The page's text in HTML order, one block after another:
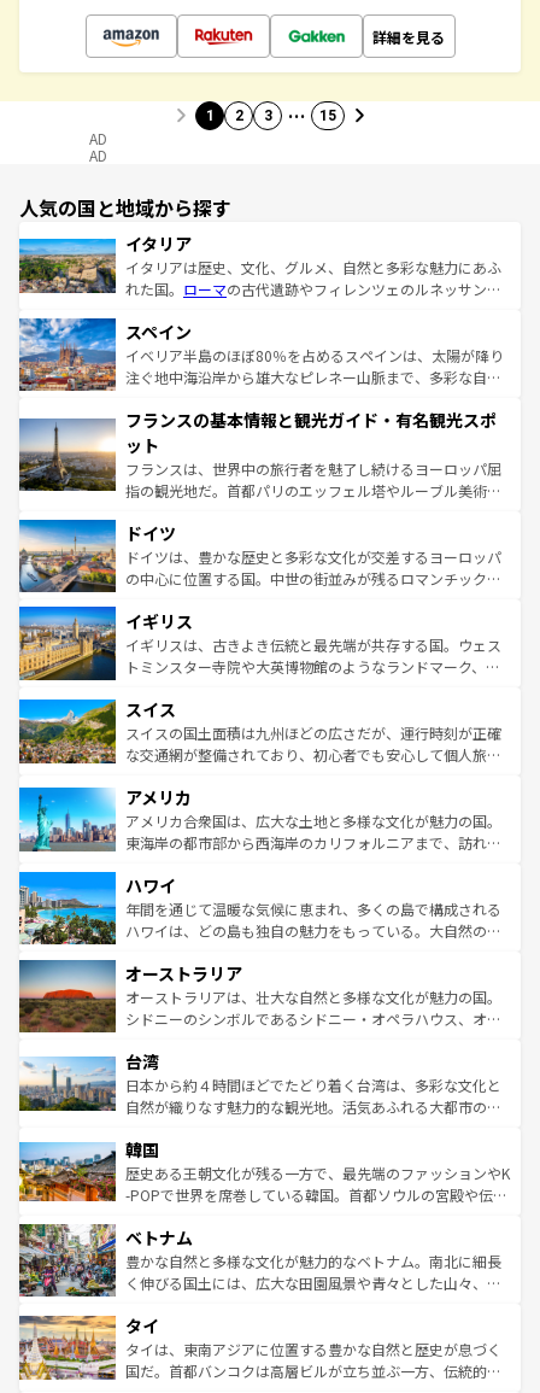
詳細を見る
1 2 3 … 15
AD
AD
人気の国と地域から探す
イタリア
イタリアは歴史、文化、グルメ、自然と多彩な魅力にあふ
れた国。 ローマの古代遺跡やフィレンツェのルネッサンス
ろん、トスカーナの美しい田園風景やアマルフィ海岸の絶
景など、自然景観も見逃せない。観光の合間には、本場の
ピザやパスタなど、絶品のイタリア料理を堪能することも
ませてくれるイタリアで、忘れられない旅をしてみよう！
なお、新着のイタリア情報は
しい。
スペイン
イベリア半島のほぼ80％を占めるスペインは、太陽が降り
注ぐ地中海沿岸から雄大なピレネー山脈まで、多彩な自然
文化が根付くこの国では、情熱的なフラメンコ、熱気あふ
れる闘牛、そして美味しいタパスが生活の一部となってい
る。首都マドリードの洗練された雰囲気や、バルセロナの
アートに溢れた街角から、地方では古代ローマ遺跡や中世
せる。地方によって風土や気候が異なるスペインはその個
性で訪れる人を魅了する。 なお、新着のスペイン情報は コ
ンテンツ一覧を参照してほしい。
フランスの基本情報と観光ガイド・有名観光スポ
ット
フランスは、世界中の旅行者を魅了し続けるヨーロッパ屈
指の観光地だ。首都パリのエッフェル塔やルーブル美術館
で、幅広い魅力が詰まっている。華麗な宮殿、歴史的な大
聖堂、美しいビーチ、そして豊かな自然が、訪れる者を心
から魅了する。また、フランスは美食の国としても知ら
いる。シャンパンの発祥地であるランス、プロヴァンスの
香り高いラベンダー畑など、多彩な楽しみ方が可能だ。さ
らに、パリ以外の地域にも魅力が溢れており、どの街角に
れる地方に足を運ぶとそれぞれで全く異なる文化を体験で
きるだろう。 なお、新着のフランス情報はコンテンツ一覧
を参照してほしい。
ドイツ
ドイツは、豊かな歴史と多彩な文化が交差するヨーロッパ
の中心に位置する国。中世の街並みが残るロマンチック街
顔を持つこの国は、どこを歩いても飽きることがない。ベ
ルリンの文化的活気、バイエルン州のアルプスの絶景、そ
してライン川沿いのワイン畑といった風景は必見。ビール
は、お酒好きな人にはぜひ体験してほしい。 なお、新着の
ドイツ情報はコンテンツ一覧を参照してほしい。
イギリス
イギリスは、古きよき伝統と最先端が共存する国。ウェス
トミンスター寺院や大英博物館のようなランドマーク、歴
リアごとに異なる魅力がある。また、優雅なアフタヌーン
ティー、ビール好きにはたまらない英国パブ、サッカー観
戦など、本場だからこそできる体験も豊富。イギリスを旅
ンツ一覧を参照してほしい。
スイス
スイスの国土面積は九州ほどの広さだが、運行時刻が正確
な交通網が整備されており、初心者でも安心して個人旅行
の建物がそのまま残る町や、スイスならではのユニークな
博物館もあり、アルプス観光だけでなく町歩きも満喫する
ことができる。国民の所得が高いため物価も高いが、旅行
ば市内交通費無料で観光を楽しむこともできる。 なお、新
着のスイス情報はコンテンツ一覧 を参照してほしい。
アメリカ
アメリカ合衆国は、広大な土地と多様な文化が魅力の国。
東海岸の都市部から西海岸のカリフォルニアまで、訪れる
のような巨大都市は、観光、ショッピング、エンターテイ
ンメントが詰まった刺激的なスポットだ。一方、アメリカ
西部には大自然が広がり、グランドキャニオンやイエロー
部のニューオーリンズでは、音楽と美食が融合した独特の
文化が魅力。旅行者はアメリカの各地域で異なる魅力を楽
しみながら、その多様性と豊かな歴史を感じることができ
ならではの贅沢な旅のスタイルだ。 なお、新着のアメリカ
情報はコンテンツ一覧を参照してほしい。
ハワイ
年間を通じて温暖な気候に恵まれ、多くの島で構成される
ハワイは、どの島も独自の魅力をもっている。大自然の神
ワイ島は見逃せない。また、定番の観光地といえばオアフ
島だが、静かな自然を求めるならマウイ島やカウアイ島が
おすすめ。エメラルドグリーンに輝く海をはじめ、豊かな
れるおもてなしの心で訪れる人々を迎えてくれるハワイの
人々、おいしいローカルフードやハワイアンミュージッ
ク、伝統的なフラダンスなど、すべてがハワイの魅力を彩
ワイを、存分に味わってほしい。 なお、新着のハワイ情報
はコンテンツ一覧を参照してほしい。
オーストラリア
オーストラリアは、壮大な自然と多様な文化が魅力の国。
シドニーのシンボルであるシドニー・オペラハウス、オー
リアリーフや大陸中央部にそびえるウルル（エアーズロッ
ク）、タスマニアの美しい原生林やケアンズの熱帯雨林な
ど、見どころがたくさん。また、カフェやワイン、オージ
いる。アクティビティも充実しており、サーフィンやダイ
ビング、ハイキングなど、アウトドア好きにはたまらな
い。オーストラリアの多彩な魅力を存分に味わいつくそ
参照してほしい。
台湾
日本から約４時間ほどでたどり着く台湾は、多彩な文化と
自然が織りなす魅力的な観光地。活気あふれる大都市の台
ン）、静ひつな山岳地帯である台湾東部など、都市の喧騒
と山間の静けさが共存しており、訪れる人に新しい発見と
驚きをもたらしてくれる。また、奥深い台湾の食文化も魅
容にもいいと評判のスイーツなど、バラエティ豊かな料理
が味わえる。 なお、新着の台湾情報は コンテンツ一覧を参
照してほしい。
韓国
歴史ある王朝文化が残る一方で、最先端のファッションやK
-POPで世界を席巻している韓国。首都ソウルの宮殿や伝統
き、地方に足を延ばせば四季折々の自然美を楽しむことが
できる。そして、キムチや焼肉、絶品のストリートフード
まで、さまざまな韓国料理が待っている。夜には、韓国な
リティに包まれながら、韓国の多彩な魅力を心ゆくまで味
わってみてほしい。 なお、新着の韓国情報はコンテンツ一
覧を参照してほしい。
ベトナム
豊かな自然と多様な文化が魅力的なベトナム。南北に細長
く伸びる国土には、広大な田園風景や青々とした山々、世
急速な発展と共に伝統が息づく。ハノイの古い町並みやホ
ーチミン市のフランス統治時代の建物も、独特の雰囲気を
醸し出している。また、バラエティの豊かさとおいしさで
タイ
タイは、東南アジアに位置する豊かな自然と歴史が息づく
国だ。首都バンコクは高層ビルが立ち並ぶ一方、伝統的な